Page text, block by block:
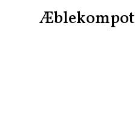
Æblekompot